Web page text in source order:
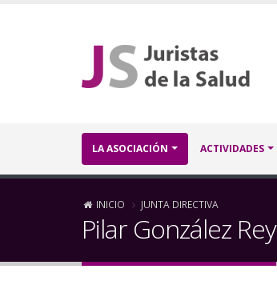
Navegación
principal
LA ASOCIACIÓN ACTIVIDADES
Sobrescribir
enlaces
INICIO JUNTA DIRECTIVA
Pilar González Rey